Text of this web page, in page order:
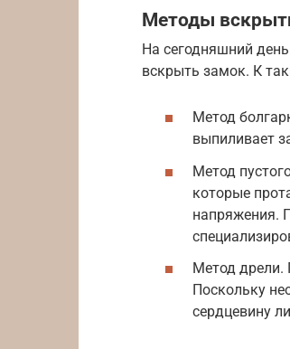
Методы
На сегодняшний
вскрыть замок. К
Метод
выпиливает
Метод
которые
напряжения.
Метод дрели.
Поскольку
сердцевину